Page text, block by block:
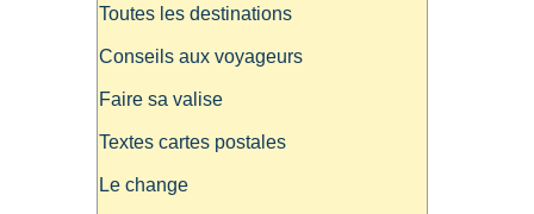
Toutes les destinations
Conseils aux voyageurs
Faire sa valise
Textes cartes postales
Le change